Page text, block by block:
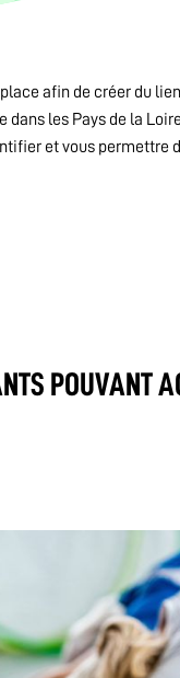
afin de créer du
dans les Pays de la
et vous permettre
POUVANT